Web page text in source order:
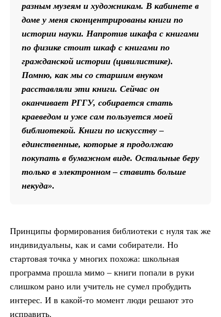
разным музеям и художникам. В кабинете в
доме у меня сконцентрированы книги по
истории науки. Напротив шкафа с книгами
по физике стоит шкаф с книгами по
гражданской истории (цивилистике).
Помню, как мы со старшим внуком
расставляли эти книги. Сейчас он
оканчивает РГГУ, собирается стать
краеведом и уже сам пользуется моей
библиотекой. Книги по искусству –
единственные, которые я продолжаю
покупать в бумажном виде. Остальные беру
только в электронном – ставить больше
некуда».
Принципы формирования библиотеки с нуля так же
индивидуальны, как и сами собиратели. Но
стартовая точка у многих похожа: школьная
программа прошла мимо – книги попали в руки
слишком рано или учитель не сумел пробудить
интерес. И в какой-то момент люди решают это
исправить.